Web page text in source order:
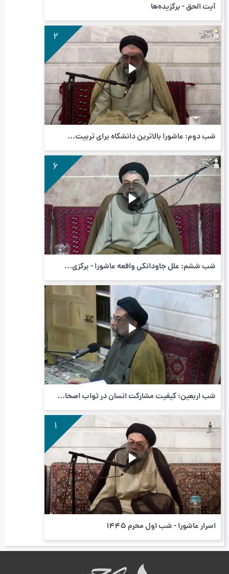
آیت الحق - برگزیده‌ها
2
شب دوم: عاشورا بالاترین دانشگاه برای تربیت...
6
شب ششم: علل جاودانگی واقعه عاشورا - برگزی...
شب اربعین: کیفیت مشارکت انسان در ثواب اصحا...
1
اسرار عاشورا - شب اول محرم ۱۴۴۵